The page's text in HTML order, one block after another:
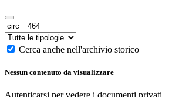
Cerca anche nell'archivio storico
Nessun contenuto da visualizzare